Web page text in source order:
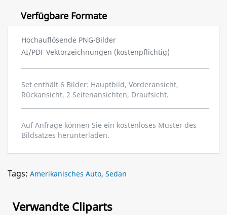
Verfügbare Formate
Hochauflösende PNG-Bilder
AI/PDF Vektorzeichnungen (kostenpflichtig)
Set enthält 6 Bilder: Hauptbild, Vorderansicht,
Rückansicht, 2 Seitenansichten, Draufsicht.
Auf Anfrage können Sie ein kostenloses Muster des
Bildsatzes herunterladen.
Tags: Amerikanisches Auto, Sedan
Verwandte Cliparts